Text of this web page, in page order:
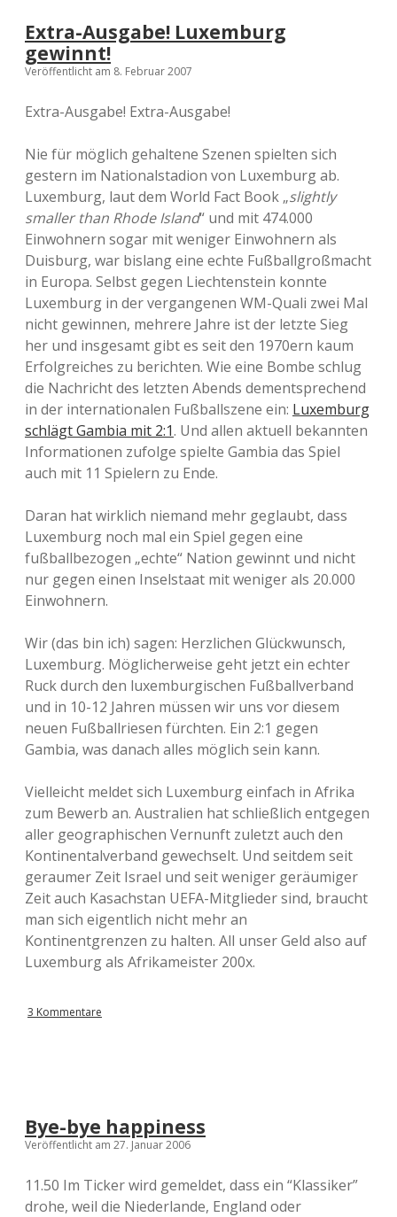
Extra-Ausgabe! Luxemburg
gewinnt!
Veröffentlicht am 8. Februar 2007
Extra-Ausgabe! Extra-Ausgabe!
Nie für möglich gehaltene Szenen spielten sich
gestern im Nationalstadion von Luxemburg ab.
Luxemburg, laut dem World Fact Book „slightly
smaller than Rhode Island“ und mit 474.000
Einwohnern sogar mit weniger Einwohnern als
Duisburg, war bislang eine echte Fußballgroßmacht
in Europa. Selbst gegen Liechtenstein konnte
Luxemburg in der vergangenen WM-Quali zwei Mal
nicht gewinnen, mehrere Jahre ist der letzte Sieg
her und insgesamt gibt es seit den 1970ern kaum
Erfolgreiches zu berichten. Wie eine Bombe schlug
die Nachricht des letzten Abends dementsprechend
in der internationalen Fußballszene ein: Luxemburg
schlägt Gambia mit 2:1. Und allen aktuell bekannten
Informationen zufolge spielte Gambia das Spiel
auch mit 11 Spielern zu Ende.
Daran hat wirklich niemand mehr geglaubt, dass
Luxemburg noch mal ein Spiel gegen eine
fußballbezogen „echte“ Nation gewinnt und nicht
nur gegen einen Inselstaat mit weniger als 20.000
Einwohnern.
Wir (das bin ich) sagen: Herzlichen Glückwunsch,
Luxemburg. Möglicherweise geht jetzt ein echter
Ruck durch den luxemburgischen Fußballverband
und in 10-12 Jahren müssen wir uns vor diesem
neuen Fußballriesen fürchten. Ein 2:1 gegen
Gambia, was danach alles möglich sein kann.
Vielleicht meldet sich Luxemburg einfach in Afrika
zum Bewerb an. Australien hat schließlich entgegen
aller geographischen Vernunft zuletzt auch den
Kontinentalverband gewechselt. Und seitdem seit
geraumer Zeit Israel und seit weniger geräumiger
Zeit auch Kasachstan UEFA-Mitglieder sind, braucht
man sich eigentlich nicht mehr an
Kontinentgrenzen zu halten. All unser Geld also auf
Luxemburg als Afrikameister 200x.
3 Kommentare
Bye-bye happiness
Veröffentlicht am 27. Januar 2006
11.50 Im Ticker wird gemeldet, dass ein “Klassiker”
drohe, weil die Niederlande, England oder